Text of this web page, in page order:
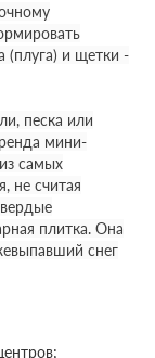
(плуга) и щетки -
песка или
мини-
самых
не считая
плитка. Она
снег